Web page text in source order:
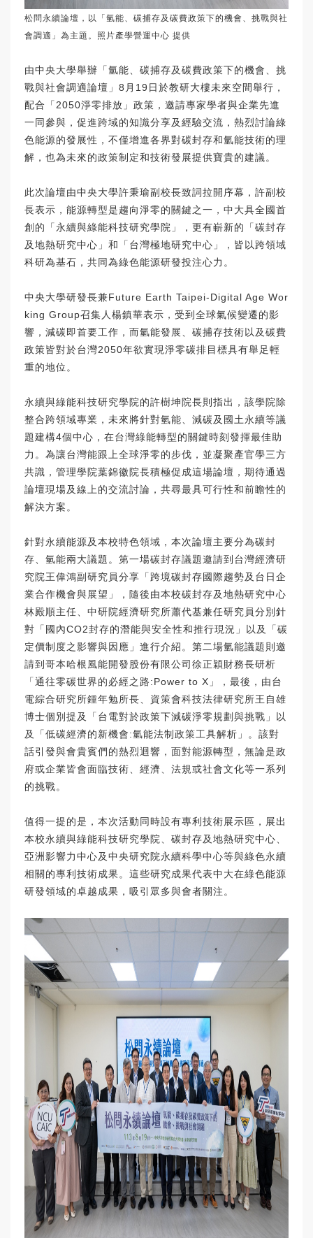
松問永續論壇，以「氫能、碳捕存及碳費政策下的機會、挑戰與社
會調適」為主題。照片產學營運中心 提供
由中央大學舉辦「氫能、碳捕存及碳費政策下的機會、挑
戰與社會調適論壇」8月19日於教研大樓未來空間舉行，
配合「2050淨零排放」政策，邀請專家學者與企業先進
一同參與，促進跨域的知識分享及經驗交流，熱烈討論綠
色能源的發展性，不僅增進各界對碳封存和氫能技術的理
解，也為未來的政策制定和技術發展提供寶貴的建議。
此次論壇由中央大學許秉瑜副校長致詞拉開序幕，許副校
長表示，能源轉型是趨向淨零的關鍵之一，中大具全國首
創的「永續與綠能科技研究學院」，更有嶄新的「碳封存
及地熱研究中心」和「台灣極地研究中心」，皆以跨領域
科研為基石，共同為綠色能源研發投注心力。
中央大學研發長兼Future Earth Taipei-Digital Age Wor
king Group召集人楊鎮華表示，受到全球氣候變遷的影
響，減碳即首要工作，而氫能發展、碳捕存技術以及碳費
政策皆對於台灣2050年欲實現淨零碳排目標具有舉足輕
重的地位。
永續與綠能科技研究學院的許樹坤院長則指出，該學院除
整合跨領域專業，未來將針對氫能、減碳及國土永續等議
題建構4個中心，在台灣綠能轉型的關鍵時刻發揮最佳助
力。為讓台灣能跟上全球淨零的步伐，並凝聚產官學三方
共識，管理學院葉錦徽院長積極促成這場論壇，期待通過
論壇現場及線上的交流討論，共尋最具可行性和前瞻性的
解決方案。
針對永續能源及本校特色領域，本次論壇主要分為碳封
存、氫能兩大議題。第一場碳封存議題邀請到台灣經濟研
究院王偉鴻副研究員分享「跨境碳封存國際趨勢及台日企
業合作機會與展望」，隨後由本校碳封存及地熱研究中心
林殿順主任、中研院經濟研究所蕭代基兼任研究員分別針
對「國內CO2封存的潛能與安全性和推行現況」以及「碳
定價制度之影響與因應」進行介紹。第二場氫能議題則邀
請到哥本哈根風能開發股份有限公司徐正穎財務長研析
「通往零碳世界的必經之路:Power to X」，最後，由台
電綜合研究所鍾年勉所長、資策會科技法律研究所王自雄
博士個別提及「台電對於政策下減碳淨零規劃與挑戰」以
及「低碳經濟的新機會:氫能法制政策工具解析」。該對
話引發與會貴賓們的熱烈迴響，面對能源轉型，無論是政
府或企業皆會面臨技術、經濟、法規或社會文化等一系列
的挑戰。
值得一提的是，本次活動同時設有專利技術展示區，展出
本校永續與綠能科技研究學院、碳封存及地熱研究中心、
亞洲影響力中心及中央研究院永續科學中心等與綠色永續
相關的專利技術成果。這些研究成果代表中大在綠色能源
研發領域的卓越成果，吸引眾多與會者關注。